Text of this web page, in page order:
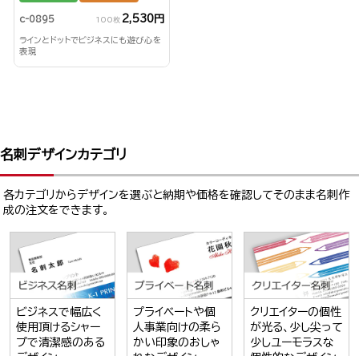
c-0895 100枚 2,530円
ラインとドットでビジネスにも遊び心を
表現
名刺デザインカテゴリ
各カテゴリからデザインを選ぶと納期や価格を確認してそのまま名刺作
成の注文をできます。
ビジネスで幅広く
使用頂けるシャー
プで清潔感のある
プライベートや個
人事業向けの柔ら
かい印象のおしゃ
クリエイターの個性
が光る、少し尖って
少しユーモラスな